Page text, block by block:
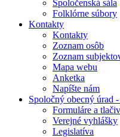
Spoločenská sála
Folklórne súbory
Kontakty
Kontakty
Zoznam osôb
Zoznam
Mapa webu
Anketka
Napíšte nám
Spoločný obecný úrad
Formuláre a
Verejné vyhlášky
Legislatíva